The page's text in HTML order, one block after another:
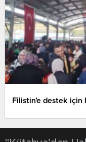
Filistin’e destek için